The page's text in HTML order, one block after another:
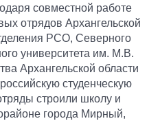
совместной работе
отрядов Архангельской
РСО, Северного
университета им. М.В.
Архангельской области
студенческую
строили школу и
города Мирный,